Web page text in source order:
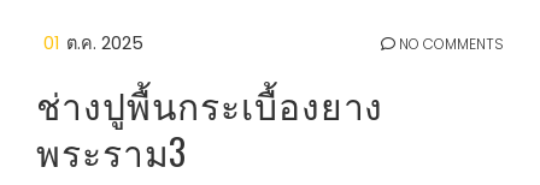
01 ต.ค. 2025 NO COMMENTS
ช่างปูพื้นกระเบื้องยาง
พระราม3